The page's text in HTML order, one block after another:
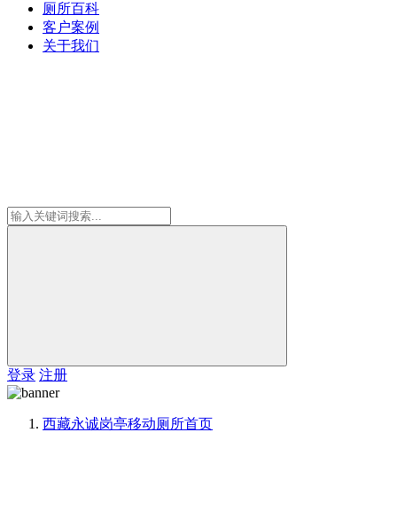
厕所百科
客户案例
关于我们
登录 注册
西藏永诚岗亭移动厕所首页